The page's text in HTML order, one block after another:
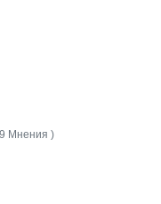
Мнения )